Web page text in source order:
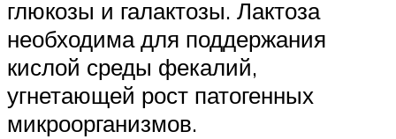
глюкозы и галактозы. Лактоза
необходима для поддержания
кислой среды фекалий,
угнетающей рост патогенных
микроорганизмов.